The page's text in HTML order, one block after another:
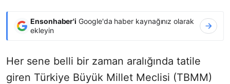
Ensonhaber'i Google'da haber kaynağınız olarak
ekleyin
Her sene belli bir zaman aralığında tatile
giren Türkiye Büyük Millet Meclisi (TBMM)